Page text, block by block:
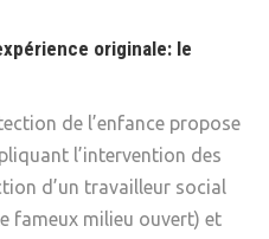
originale: le
de l’enfance propose
l’intervention des
d’un travailleur social
fameux milieu ouvert) et